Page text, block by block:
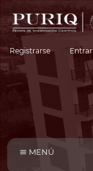
Registrarse Entrar
MENÚ